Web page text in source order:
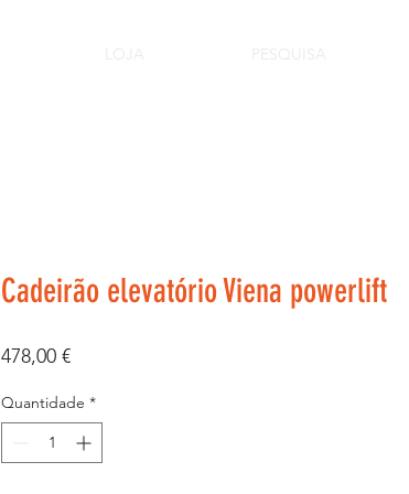
PESQUISA
Cadeirão elevatório Viena powerlift
478,00 €Preço
Quantidade *